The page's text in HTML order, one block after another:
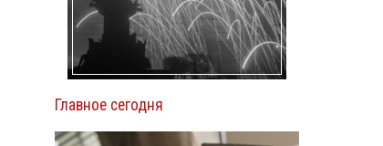
Главное сегодня